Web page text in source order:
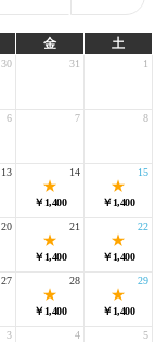
金 土
30 31 1
6 7 8
13
￥1,400
14
￥1,400
15
20
￥1,400
21
￥1,400
22
27
￥1,400
28
￥1,400
29
3 4 5